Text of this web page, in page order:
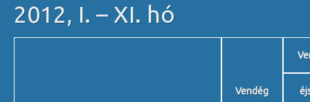
2012, I. – XI. hó
Vendég